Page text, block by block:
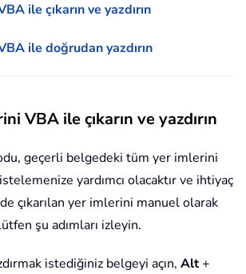
ile çıkarın ve yazdırın
ile doğrudan yazdırın
VBA ile çıkarın ve yazdırın
geçerli belgedeki tüm yer imlerini
yardımcı olacaktır ve ihtiyaç
çıkarılan yer imlerini manuel olarak
şu adımları izleyin.
istediğiniz belgeyi açın, Alt+